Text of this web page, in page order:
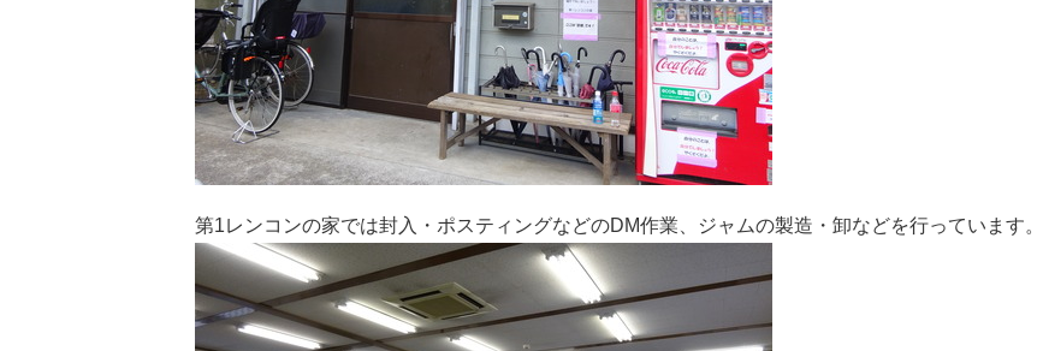
第1レンコンの家では封入・ポスティングなどのDM作業、ジャムの製造・卸などを行っています。